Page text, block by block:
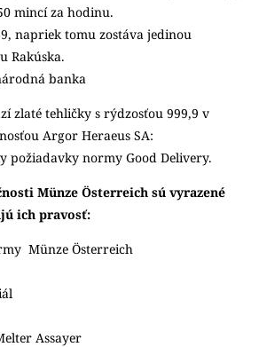
mincí za hodinu.
napriek tomu zostáva jedinou
Rakúska.
banka
zlaté tehličky s rýdzosťou 999,9 v
Argor Heraeus SA:
požiadavky normy Good Delivery.
Münze Österreich sú vyrazené
ich pravosť:
Münze Österreich
Assayer